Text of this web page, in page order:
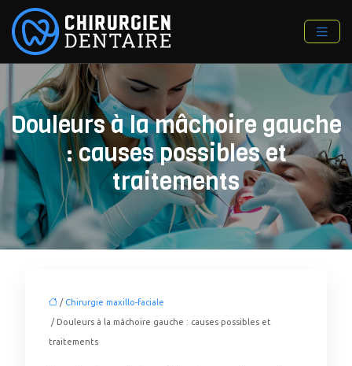
Douleurs à la mâchoire gauche
: causes possibles et
traitements
/ Chirurgie maxillo-faciale
/ Douleurs à la mâchoire gauche : causes possibles et
traitements